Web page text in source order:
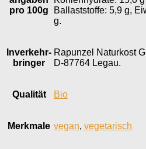
pro 100g
Ballaststoffe: 5,9 g,
g.
Inverkehr­
bringer
Rapunzel Naturkost
D-87764 Legau.
Qualität Bio
Merkmale vegan, vegetarisch